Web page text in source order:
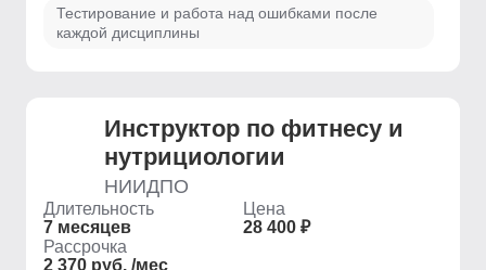
Тестирование и работа над ошибками после
каждой дисциплины
Инструктор по фитнесу и
нутрициологии
НИИДПО
Длительность
7 месяцев
Цена
28 400 ₽
Рассрочка
2 370 руб. /мес